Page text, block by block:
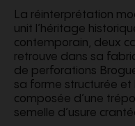
La réinterprétation
unit l’héritage
contemporain, deux
retrouve dans sa
de perforations
sa forme structurée et
composée d’une
semelle d’usure